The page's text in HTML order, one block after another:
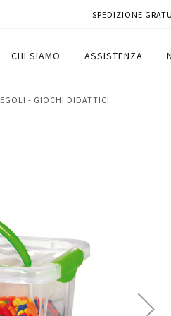
SPEDIZIONE
CHI SIAMO ASSISTENZA
REGOLI - GIOCHI DIDATTICI